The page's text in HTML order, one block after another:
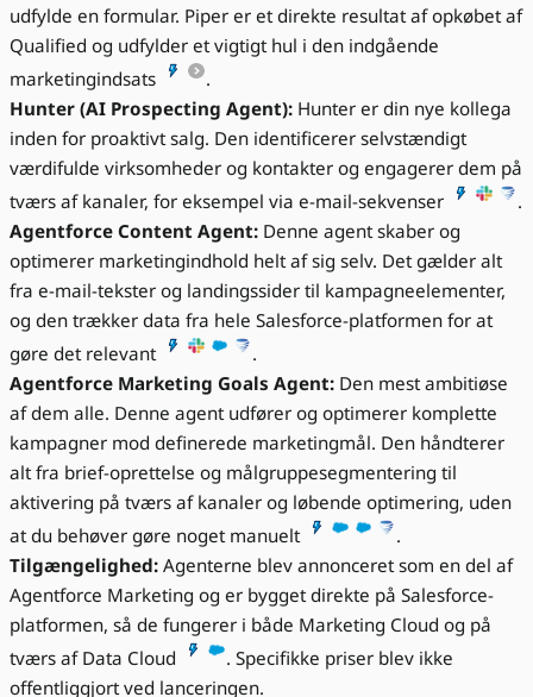
udfylde en formular. Piper er et direkte resultat af opkøbet af
Qualified og udfylder et vigtigt hul i den indgående
marketingindsats
.
Hunter (AI Prospecting Agent): Hunter er din nye kollega
inden for proaktivt salg. Den identificerer selvstændigt
værdifulde virksomheder og kontakter og engagerer dem på
tværs af kanaler, for eksempel via e-mail-sekvenser
.
Agentforce Content Agent: Denne agent skaber og
optimerer marketingindhold helt af sig selv. Det gælder alt
fra e-mail-tekster og landingssider til kampagneelementer,
og den trækker data fra hele Salesforce-platformen for at
gøre det relevant
.
Agentforce Marketing Goals Agent: Den mest ambitiøse
af dem alle. Denne agent udfører og optimerer komplette
kampagner mod definerede marketingmål. Den håndterer
alt fra brief-oprettelse og målgruppesegmentering til
aktivering på tværs af kanaler og løbende optimering, uden
at du behøver gøre noget manuelt
.
Tilgængelighed: Agenterne blev annonceret som en del af
Agentforce Marketing og er bygget direkte på Salesforce-
platformen, så de fungerer i både Marketing Cloud og på
tværs af Data Cloud
. Specifikke priser blev ikke
offentliggjort ved lanceringen.